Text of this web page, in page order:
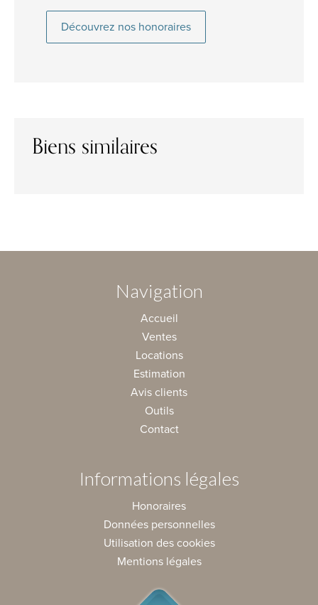
Découvrez nos honoraires
Biens similaires
Navigation
Accueil
Ventes
Locations
Estimation
Avis clients
Outils
Contact
Informations légales
Honoraires
Données personnelles
Utilisation des cookies
Mentions légales